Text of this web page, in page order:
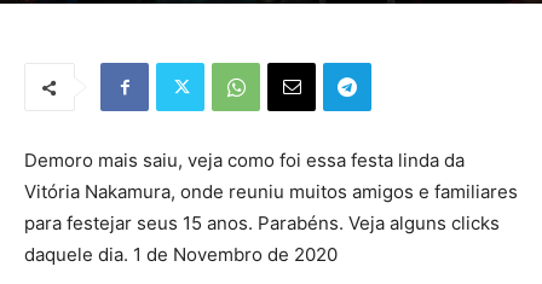
Demoro mais saiu, veja como foi essa festa linda da
Vitória Nakamura, onde reuniu muitos amigos e familiares
para festejar seus 15 anos. Parabéns. Veja alguns clicks
daquele dia. 1 de Novembro de 2020